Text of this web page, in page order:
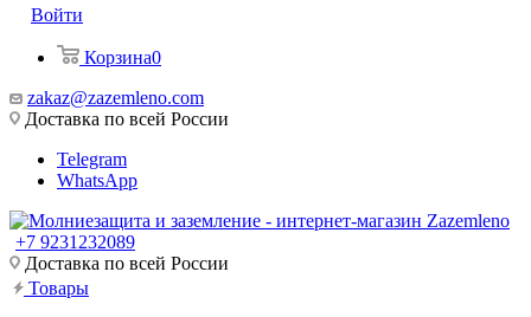
Войти
Корзина0
zakaz@zazemleno.com
Доставка по всей России
Telegram
WhatsApp
+7 9231232089
Доставка по всей России
Товары